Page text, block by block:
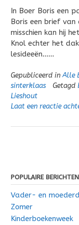
In Boer Boris een
Boris een brief
misschien kan hij
Knol echter het
lesideeën……
Gepubliceerd inAlle
sinterklaas
Getagd
Lieshout
Laat een reactie
POPULAIRE BERICHTEN
Vader- en
Zomer
Kinderboekenweek